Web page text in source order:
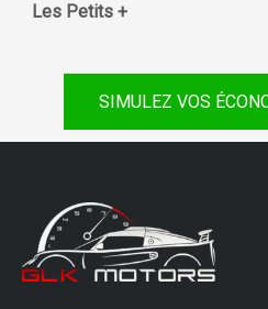
Les Petits +
SIMULEZ VOS